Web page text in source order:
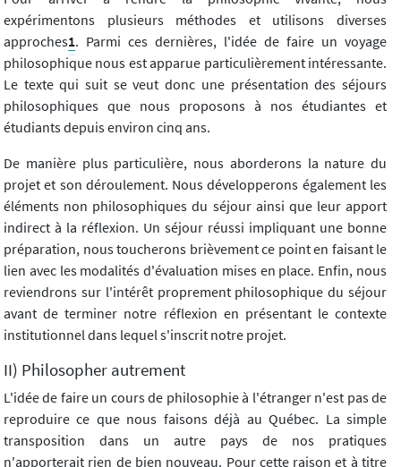
expérimentons plusieurs méthodes et utilisons diverses
approches1. Parmi ces dernières, l'idée de faire un voyage
philosophique nous est apparue particulièrement intéressante.
Le texte qui suit se veut donc une présentation des séjours
philosophiques que nous proposons à nos étudiantes et
étudiants depuis environ cinq ans.
De manière plus particulière, nous aborderons la nature du
projet et son déroulement. Nous développerons également les
éléments non philosophiques du séjour ainsi que leur apport
indirect à la réflexion. Un séjour réussi impliquant une bonne
préparation, nous toucherons brièvement ce point en faisant le
lien avec les modalités d'évaluation mises en place. Enfin, nous
reviendrons sur l'intérêt proprement philosophique du séjour
avant de terminer notre réflexion en présentant le contexte
institutionnel dans lequel s'inscrit notre projet.
II) Philosopher autrement
L'idée de faire un cours de philosophie à l'étranger n'est pas de
reproduire ce que nous faisons déjà au Québec. La simple
transposition dans un autre pays de nos pratiques
n'apporterait rien de bien nouveau. Pour cette raison et à titre